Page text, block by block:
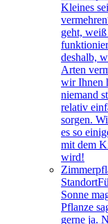
Kleines
geht,
deshalb,
Arten
wir Ihnen
niemand
relativ
sorgen.
es so
mit dem
wird!
Standort
Sonne
Pflanze
gerne ja.